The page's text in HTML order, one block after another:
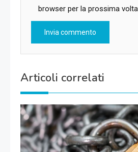
browser per la prossima
Articoli correlati